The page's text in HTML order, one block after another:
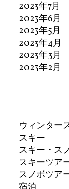
2023年7月
2023年6月
2023年5月
2023年4月
2023年3月
2023年2月
ウィンター
スキー
スキー・ス
スキーツア
スノボツア